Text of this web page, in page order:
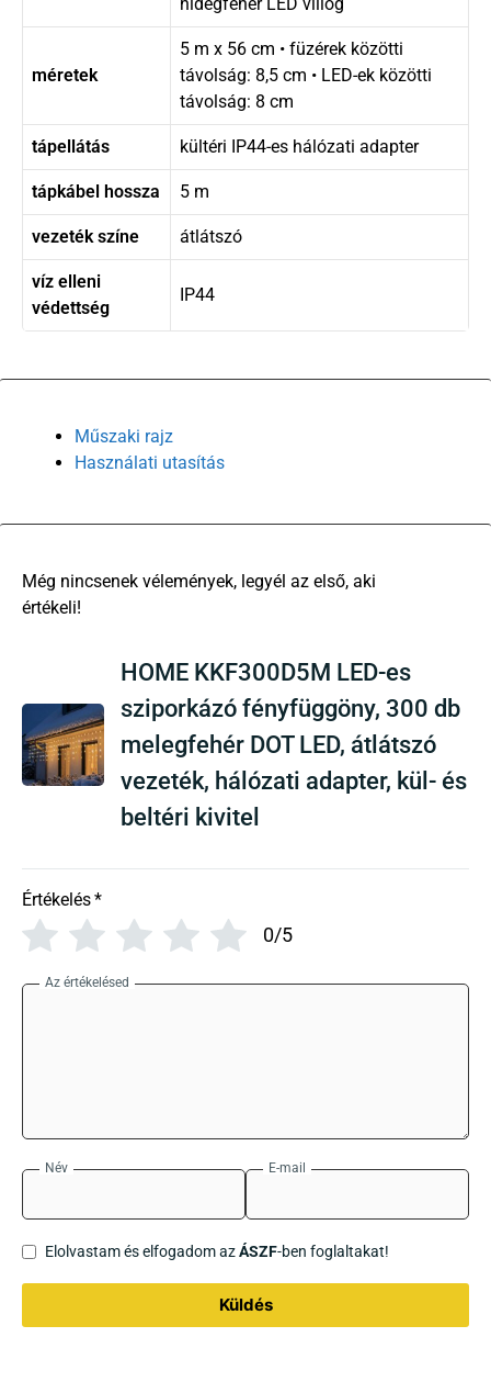
méretek
5 m x 56 cm • füzérek közötti
távolság: 8,5 cm • LED-ek közötti
távolság: 8 cm
tápellátás kültéri IP44-es hálózati adapter
tápkábel hossza 5 m
vezeték színe átlátszó
víz elleni
védettség
IP44
Műszaki rajz
Használati utasítás
HOME KKF300D5M LED-es
sziporkázó fényfüggöny, 300 db
melegfehér DOT LED, átlátszó
vezeték, hálózati adapter, kül- és
beltéri kivitel
Értékelés*
0/5
Az értékelésed
Név E-mail
Elolvastam és elfogadom azÁSZF-ben foglaltakat!
Küldés